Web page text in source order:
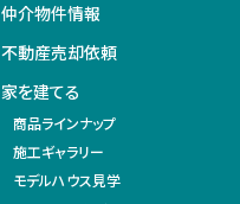
仲介物件情報
不動産売却依頼
家を建てる
商品ラインナップ
施工ギャラリー
モデルハウス見学